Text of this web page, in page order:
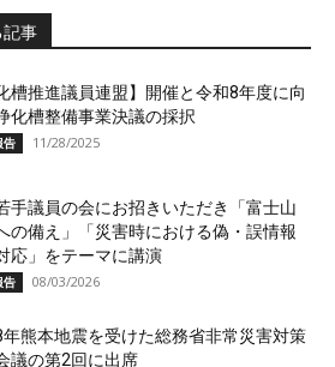
記事
槽推進議員連盟】開催と令和8年度に向
化槽整備事業決議の採択
告 11/28/2025
手議員の会にお招きいただき「富士山
の備え」「災害時における偽・誤情報
応」をテーマに講演
告 08/03/2026
熊本地震を受けた総務省非常災害対策
議の第2回に出席